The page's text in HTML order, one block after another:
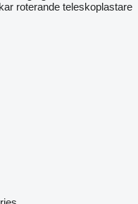
roterande teleskoplastare